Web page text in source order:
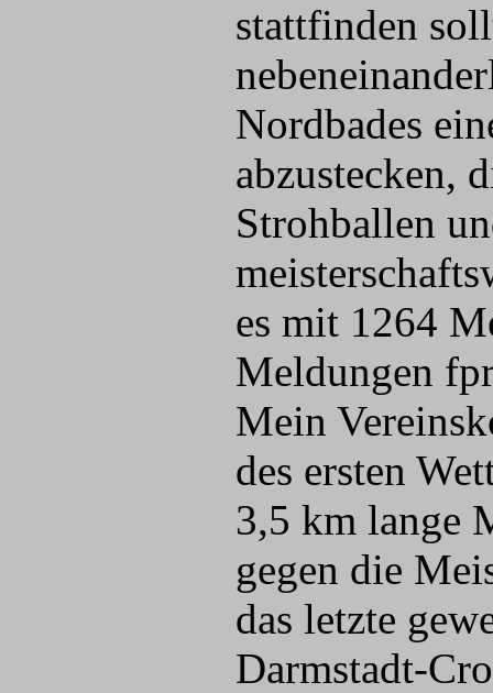
stattfinden
Nordbades
abzustecken,
Strohballen
es mit 1264
Meldungen
Mein
des ersten
3,5 km lange
gegen die
das letzte
Darmstadt-